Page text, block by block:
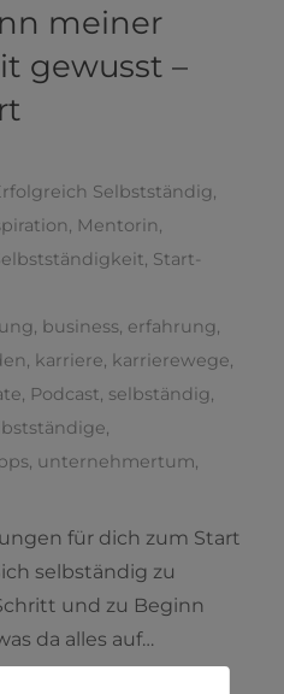
meiner
gewusst –
Selbstständig,
, Mentorin,
, Start-
, business, erfahrung,
, karriere, karrierewege,
, Podcast, selbständig,
,
, unternehmertum,
für dich zum Start
selbständig zu
und zu Beginn
da alles auf…